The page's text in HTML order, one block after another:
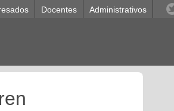
Docentes Administrativos